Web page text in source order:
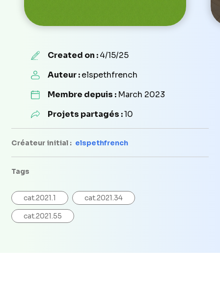
Created on :4/15/25
Auteur :elspethfrench
Membre depuis : March 2023
Projets partagés :10
Créateur initial : elspethfrench
Tags
cat.2021.1 cat.2021.34
cat.2021.55